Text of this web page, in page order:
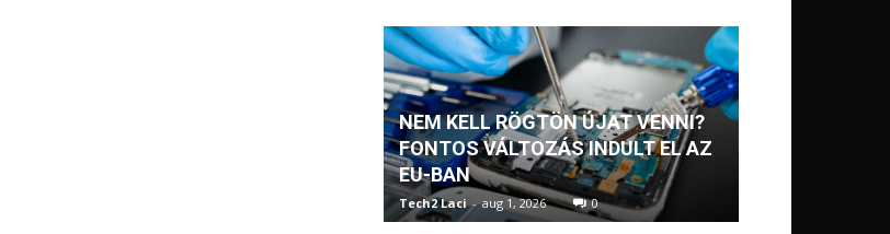
NEM KELL RÖGTÖN ÚJAT VENNI?
FONTOS VÁLTOZÁS INDULT EL AZ
EU-BAN
Tech2 Laci - aug 1, 2026 0